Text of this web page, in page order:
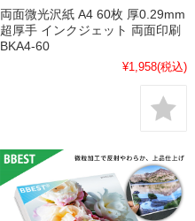
両面微光沢紙 A4 60枚 厚0.29mm
超厚手 インクジェット 両面印刷
BKA4-60
¥1,958(税込)